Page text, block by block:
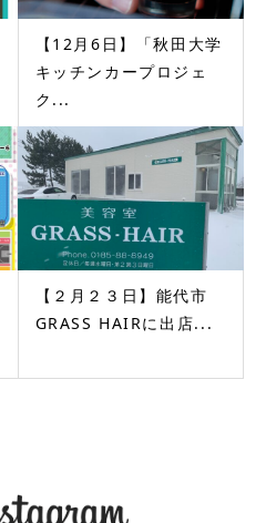
【12月6日】「秋田大学
キッチンカープロジェ
ク...
【２月２３日】能代市
GRASS HAIRに出店...